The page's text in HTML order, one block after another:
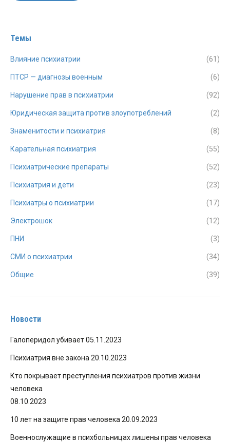
Темы
Влияние психиатрии (61)
ПТСР — диагнозы военным (6)
Нарушение прав в психиатрии (92)
Юридическая защита против злоупотреблений (2)
Знаменитости и психиатрия (8)
Карательная психиатрия (55)
Психиатрические препараты (52)
Психиатрия и дети (23)
Психиатры о психиатрии (17)
Электрошок (12)
ПНИ (3)
СМИ о психиатрии (34)
Общие (39)
Новости
Галоперидол убивает05.11.2023
Психиатрия вне закона 20.10.2023
Кто покрывает преступления психиатров против жизни
человека
08.10.2023
10 лет на защите прав человека 20.09.2023
Военнослужащие в психбольницах лишены прав человека